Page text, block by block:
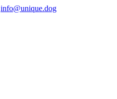
info@unique.dog